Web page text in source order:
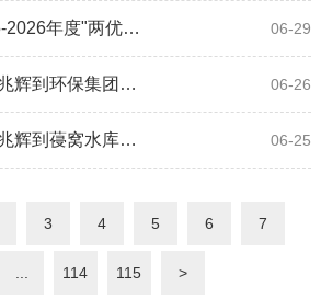
辽水集团召开2025-2026年度"两优一先"表彰大会 06-29
辽水集团总经理金兆辉到环保集团公司调研指导工作 06-26
辽水集团总经理金兆辉到葠窝水库除险加固工程检查指导工作 06-25
3 4 5 6 7
114 115 >